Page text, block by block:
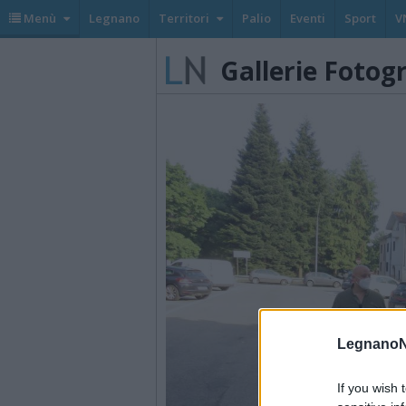
If you wish
Menù Legnano Territori Palio Eventi Sport
Gallerie